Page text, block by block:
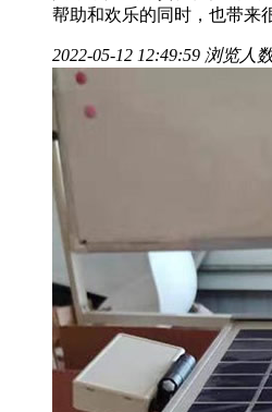
帮助和欢乐的同时，也带来
2022-05-12 12:49:59 浏览人